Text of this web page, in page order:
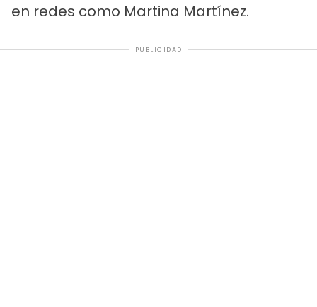
en redes como Martina Martínez.
PUBLICIDAD